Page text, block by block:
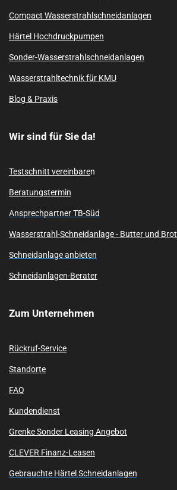
Compact Wasserstrahlschneidanlagen
Härtel Hochdruckpumpen
Sonder-Wasserstrahlschneidanlagen
Wasserstrahltechnik für KMU
Blog & Praxis
Wir sind für Sie da!
Testschnitt vereinbaren
Beratungstermin
Ansprechpartner TB-Süd
Wasserstrahl-Schneidanlage - Butter und Brot
Schneidanlage anbieten
Schneidanlagen-Berater
Zum Unternehmen
Rückruf-Service
Standorte
FAQ
Kundendienst
Grenke Sonder Leasing Angebot
CLEVER Finanz-Leasen
Gebrauchte Härtel Schneidanlagen